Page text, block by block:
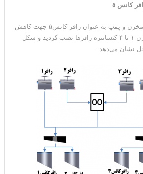
کانس ۵
طبق مدار شکل ۱۳ یک مخزن و پمپ به عنوان رافر کانس۵ جهت کاهش
مقدار بار ورودی به مخازن ۱ تا ۴ کنسانتره رافرها نصب گردید و شکل